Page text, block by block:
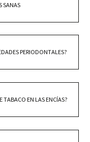
SANAS
PERIODONTALES?
TABACO EN LAS ENCÍAS?